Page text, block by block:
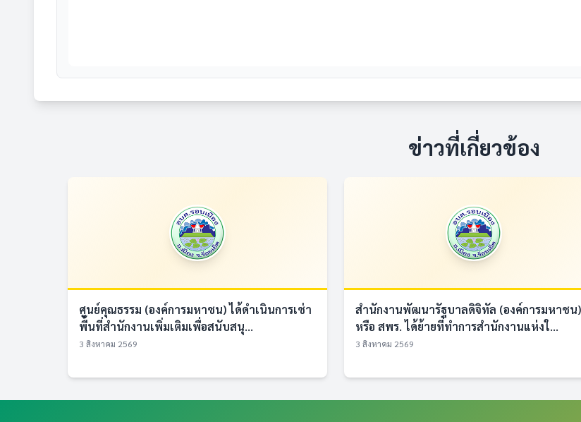
ข่าวที่เกี่ยวข้อง
ศูนย์คุณธรรม (องค์การมหาชน) ได้ดำเนินการเช่า
พื้นที่สำนักงานเพิ่มเติมเพื่อสนับสนุ...
3 สิงหาคม 2569
สำนักงานพัฒนารัฐบาลดิจิทัล (องค์การมหาชน)
หรือ สพร. ได้ย้ายที่ทำการสำนักงานแห่งใ...
3 สิงหาคม 2569